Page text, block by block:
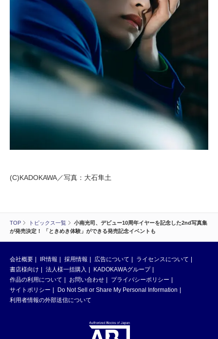
TOP トピックス一覧
小南光司、デビュー10周年イヤーを記念した2nd写真集
が発売決定！ 「ときめき体験」ができる発売記念イベントも
(C)KADOKAWA／写真：大石隼土
会社概要 IR情報 採用情報 広告について
ライセンスについて
書店様向け
法人様一括購入
KADOKAWAグループ
作品の利用について
お問い合わせ
プライバシーポリシー
サイトポリシー
Do Not Sell or Share My Personal Information
利用者情報の外部送信について